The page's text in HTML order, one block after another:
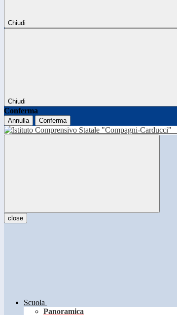
Chiudi
Chiudi
Conferma
Annulla Conferma
close
Scuola
Panoramica